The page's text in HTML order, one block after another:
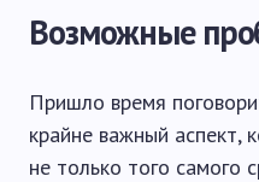
Возможные
Пришло время
крайне важный аспект,
не только того самого